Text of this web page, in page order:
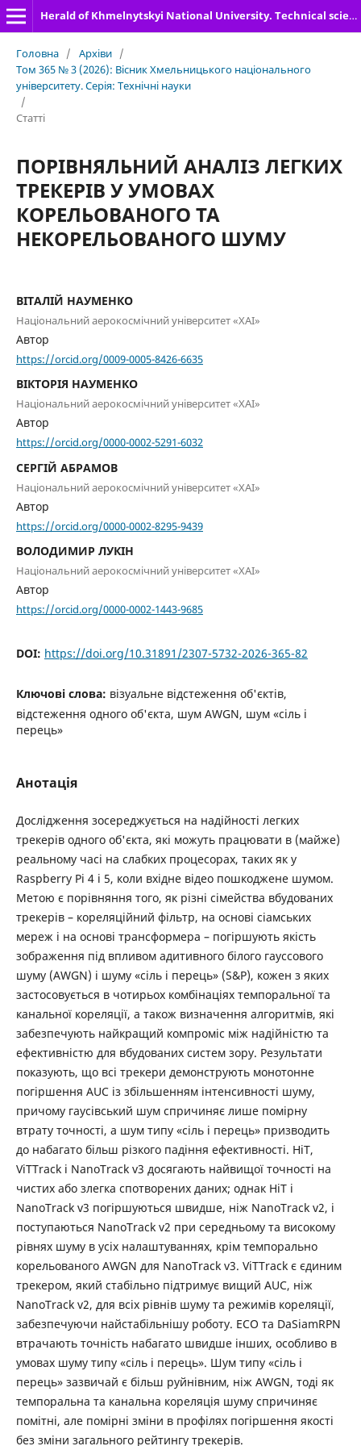
Herald of Khmelnytskyi National University. Technical sciences
Головна / Архіви /
Том 365 № 3 (2026): Вісник Хмельницького національного
університету. Серія: Технічні науки
/
Статті
ПОРІВНЯЛЬНИЙ АНАЛІЗ ЛЕГКИХ
ТРЕКЕРІВ У УМОВАХ
КОРЕЛЬОВАНОГО ТА
НЕКОРЕЛЬОВАНОГО ШУМУ
ВІТАЛІЙ НАУМЕНКО
Національний аерокосмічний університет «ХАІ»
Автор
https://orcid.org/0009-0005-8426-6635
ВІКТОРІЯ НАУМЕНКО
Національний аерокосмічний університет «ХАІ»
Автор
https://orcid.org/0000-0002-5291-6032
СЕРГІЙ АБРАМОВ
Національний аерокосмічний університет «ХАІ»
Автор
https://orcid.org/0000-0002-8295-9439
ВОЛОДИМИР ЛУКІН
Національний аерокосмічний університет «ХАІ»
Автор
https://orcid.org/0000-0002-1443-9685
DOI: https://doi.org/10.31891/2307-5732-2026-365-82
Ключові слова: візуальне відстеження об'єктів,
відстеження одного об'єкта, шум AWGN, шум «сіль і
перець»
Анотація
Дослідження зосереджується на надійності легких
трекерів одного об'єкта, які можуть працювати в (майже)
реальному часі на слабких процесорах, таких як у
Raspberry Pi 4 і 5, коли вхідне відео пошкоджене шумом.
Метою є порівняння того, як різні сімейства вбудованих
трекерів – кореляційний фільтр, на основі сіамських
мереж і на основі трансформера – погіршують якість
зображення під впливом адитивного білого гауссового
шуму (AWGN) і шуму «сіль і перець» (S&P), кожен з яких
застосовується в чотирьох комбінаціях темпоральної та
канальної кореляції, а також визначення алгоритмів, які
забезпечують найкращий компроміс між надійністю та
ефективністю для вбудованих систем зору. Результати
показують, що всі трекери демонструють монотонне
погіршення AUC із збільшенням інтенсивності шуму,
причому гаусівський шум спричиняє лише помірну
втрату точності, а шум типу «сіль і перець» призводить
до набагато більш різкого падіння ефективності. HiT,
ViTTrack і NanoTrack v3 досягають найвищої точності на
чистих або злегка спотворених даних; однак HiT і
NanoTrack v3 погіршуються швидше, ніж NanoTrack v2, і
поступаються NanoTrack v2 при середньому та високому
рівнях шуму в усіх налаштуваннях, крім темпорально
корельованого AWGN для NanoTrack v3. ViTTrack є єдиним
трекером, який стабільно підтримує вищий AUC, ніж
NanoTrack v2, для всіх рівнів шуму та режимів кореляції,
забезпечуючи найстабільнішу роботу. ECO та DaSiamRPN
втрачають точність набагато швидше інших, особливо в
умовах шуму типу «сіль і перець». Шум типу «сіль і
перець» зазвичай є більш руйнівним, ніж AWGN, тоді як
темпоральна та канальна кореляція шуму спричиняє
помітні, але помірні зміни в профілях погіршення якості
без зміни загального рейтингу трекерів.